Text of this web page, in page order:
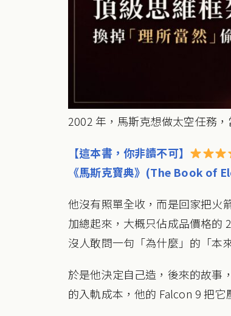
2002 年，馬斯克想做太空任務
【這本書，你非讀不可】
《馬斯克寶典》(The Book of
他沒有照單全收，而是回家把火
加總起來，大概只佔成品價格的
沒人敢問一句「為什麼」的「本
於是他決定自己造，後來的故事
的入軌成本，他的 Falcon 9 把